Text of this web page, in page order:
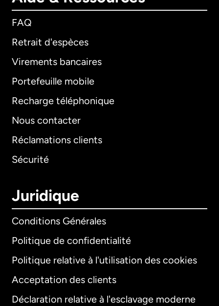
FAQ
Retrait d'espèces
Virements bancaires
Portefeuille mobile
Recharge téléphonique
Nous contacter
Réclamations clients
Sécurité
Juridique
Conditions Générales
Politique de confidentialité
Politique relative à l'utilisation des cookies
Acceptation des clients
Déclaration relative à l'esclavage moderne